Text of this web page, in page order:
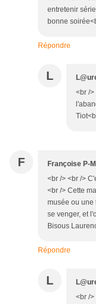
entretenir
bonne
Répondre
L
<br /
F Françoise P-M
<br /> <br />
<br /> Cette
musée ou une
se venger, et
Bisous
Répondre
L
<br /